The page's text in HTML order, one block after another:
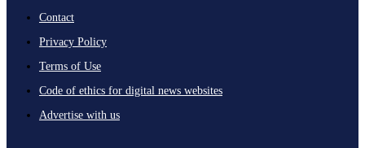
Contact
Privacy Policy
Terms of Use
Code of ethics for digital news websites
Advertise with us